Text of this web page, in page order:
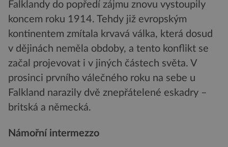
Falklandy do popředí zájmu znovu vystoupily
koncem roku 1914. Tehdy již evropským
kontinentem zmítala krvavá válka, která dosud
v dějinách neměla obdoby, a tento konflikt se
začal projevovat i v jiných částech světa. V
prosinci prvního válečného roku na sebe u
Falkland narazily dvě znepřátelené eskadry –
britská a německá.
Námořní intermezzo